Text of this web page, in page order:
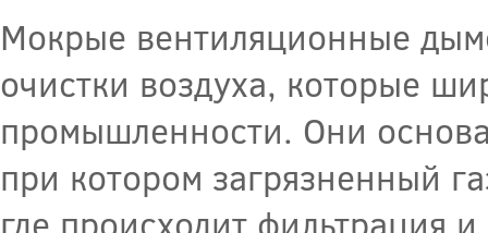
Мокрые вентиляционные
очистки воздуха, которые
промышленности. Они
при котором загрязненный
где происходит фильтрация